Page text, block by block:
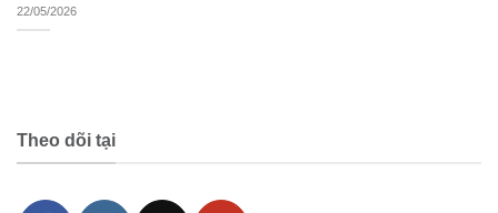
22/05/2026
Theo dõi tại